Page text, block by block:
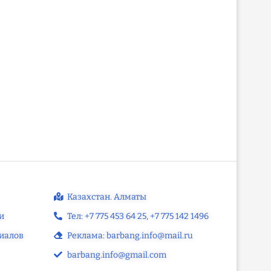
Казахстан. Алматы
Тел: +7 775 453 64 25‬, +7 775 142 1496‬
Реклама: barbang.info@mail.ru
barbang.info@gmail.com